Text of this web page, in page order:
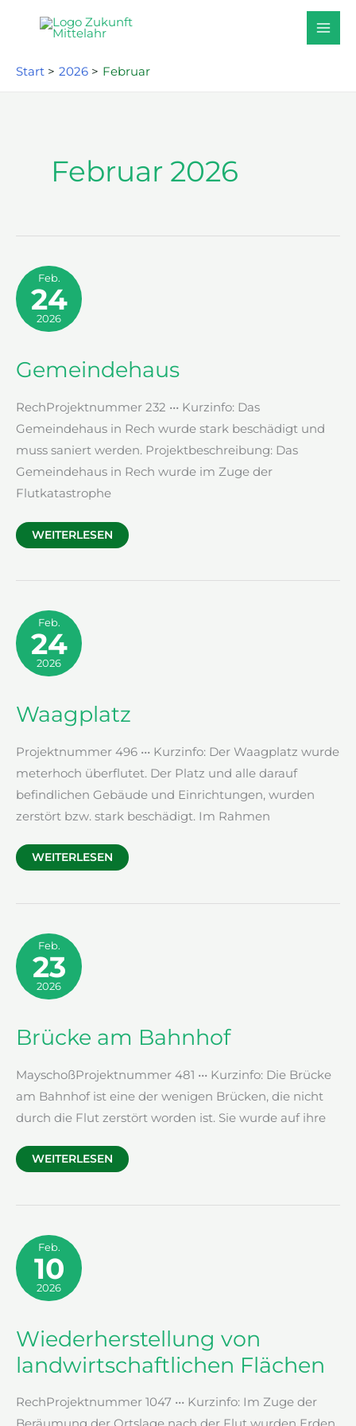
Start
2026 Februar
Februar 2026
Feb.
24
2026
Gemeindehaus
RechProjektnummer 232 ••• Kurzinfo: Das
Gemeindehaus in Rech wurde stark beschädigt und
muss saniert werden. Projektbeschreibung: Das
Gemeindehaus in Rech wurde im Zuge der
Flutkatastrophe
GEMEINDEHAUS
WEITERLESEN
Feb.
24
2026
Waagplatz
Projektnummer 496 ••• Kurzinfo: Der Waagplatz wurde
meterhoch überflutet. Der Platz und alle darauf
befindlichen Gebäude und Einrichtungen, wurden
zerstört bzw. stark beschädigt. Im Rahmen
WAAGPLATZ
WEITERLESEN
Feb.
23
2026
Brücke am Bahnhof
MayschoßProjektnummer 481 ••• Kurzinfo: Die Brücke
am Bahnhof ist eine der wenigen Brücken, die nicht
durch die Flut zerstört worden ist. Sie wurde auf ihre
BRÜCKE
WEITERLESEN
Feb.
10
2026
Wiederherstellung von
landwirtschaftlichen Flächen
RechProjektnummer 1047 ••• Kurzinfo: Im Zuge der